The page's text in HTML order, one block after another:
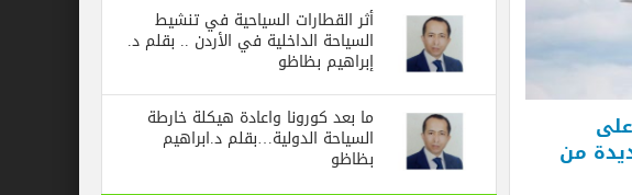
أثر القطارات السياحية في تنشيط
السياحة الداخلية في الأردن .. بقلم د.
إبراهيم بظاظو
ما بعد كورونا واعادة هيكلة خارطة
السياحة الدولية…بقلم د.ابراهيم
بظاظو